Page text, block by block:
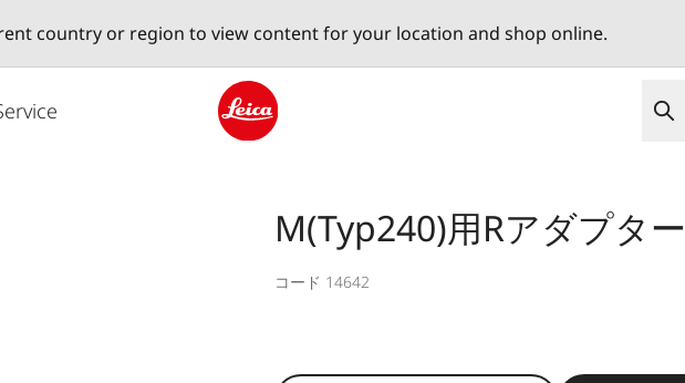
country or region to view content for your location and shop online.
M(Typ240)用Rアダプター
コード 14642